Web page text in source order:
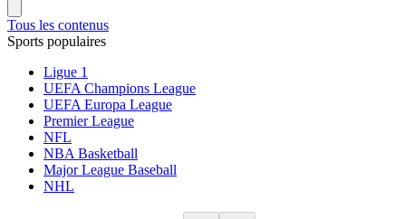
Tous les contenus
Sports populaires
Ligue 1
UEFA Champions League
UEFA Europa League
Premier League
NFL
NBA Basketball
Major League Baseball
NHL